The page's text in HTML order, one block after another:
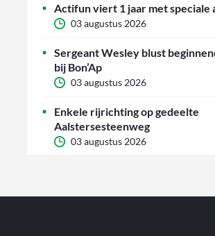
Actifun viert 1 jaar met speciale
03 augustus 2026
Sergeant Wesley blust
bij Bon’Ap
03 augustus 2026
Enkele rijrichting op gedeelte
Aalstersesteenweg
03 augustus 2026